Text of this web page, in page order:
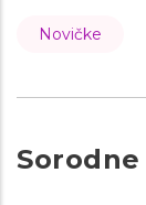
Novičke